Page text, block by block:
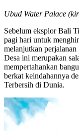
Ubud Water Palace
Sebelum eksplor Bali
pagi hari untuk
melanjutkan perjalanan
Desa ini merupakan
mempertahankan
berkat keindahannya
Terbersih di Dunia.